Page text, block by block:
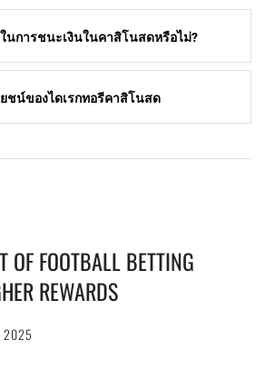
นการชนะเงินในคาสิโนสดหรือไม่?
ชน์ของไดเรกทอรีคาสิโนสด
OF FOOTBALL BETTING
REWARDS
2025